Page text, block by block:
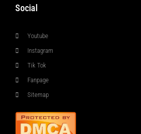
Social
Youtube
Instagram
Tik Tok
Fanpage
Sitemap